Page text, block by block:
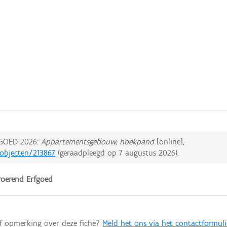
2026:Appartementsgebouw, hoekpand[online],
213867 (geraadpleegd op7 augustus 2026).
Erfgoed
opmerking over deze fiche? Meld het ons via het